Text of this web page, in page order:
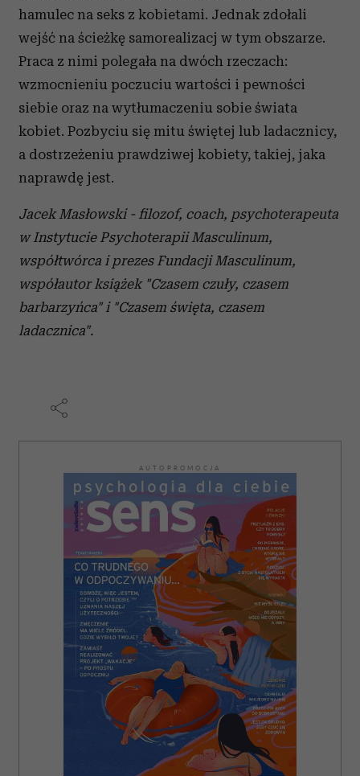
hamulec na seks z kobietami. Jednak zdołali
wejść na ścieżkę samorealizacj w tym obszarze.
Praca z nimi polegała na dwóch rzeczach:
wzmocnieniu poczuciu wartości i pewności
siebie oraz na wytłumaczeniu sobie świata
kobiet. Pozbyciu się mitu świętej lub ladacznicy,
a dostrzeżeniu prawdziwej kobiety, takiej, jaka
naprawdę jest.
Jacek Masłowski - filozof, coach, psychoterapeuta
w Instytucie Psychoterapii Masculinum,
współtwórca i prezes Fundacji Masculinum,
współautor książek "Czasem czuły, czasem
barbarzyńca" i "Czasem święta, czasem
ladacznica".
AUTOPROMOCJA